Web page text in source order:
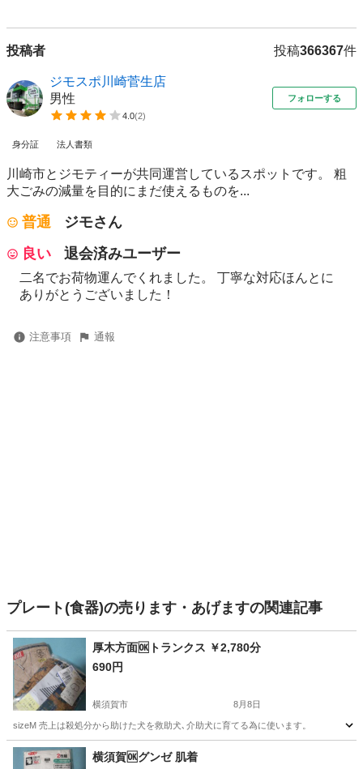
投稿者 投稿366367件
ジモスポ川崎菅生店
男性
4.0(2)
フォローする
身分証 法人書類
川崎市とジモティーが共同運営しているスポットです。 粗
⼤ごみの減量を⽬的にまだ使えるものを...
普通
ジモさん
良い
退会済みユーザー
二名でお荷物運んでくれました。 丁寧な対応ほんとに
ありがとうございました！
注意事項 通報
プレート(食器)の売ります・あげますの関連記事
厚木方面🆗トランクス ￥2,780分
690円
横須賀市 8月8日
sizeM 売上は殺処分から助けた犬を救助犬､介助犬に育てる為に使います。
神奈川 横須賀市 生活雑貨 神奈川
横須賀🆗グンゼ 肌着